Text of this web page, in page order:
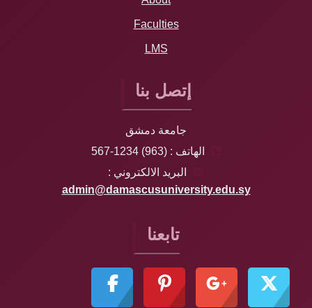
Faculties
LMS
إتصل بنا
جامعة دمشق
الهاتف : (963) 1234-567
البريد الالكتروني :
admin@damascusuniversity.edu.sy
تابعنا